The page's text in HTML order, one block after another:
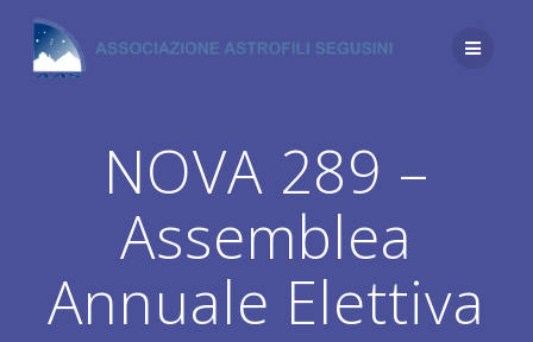
contenuto
NOVA 289 –
Assemblea
Annuale Elettiva